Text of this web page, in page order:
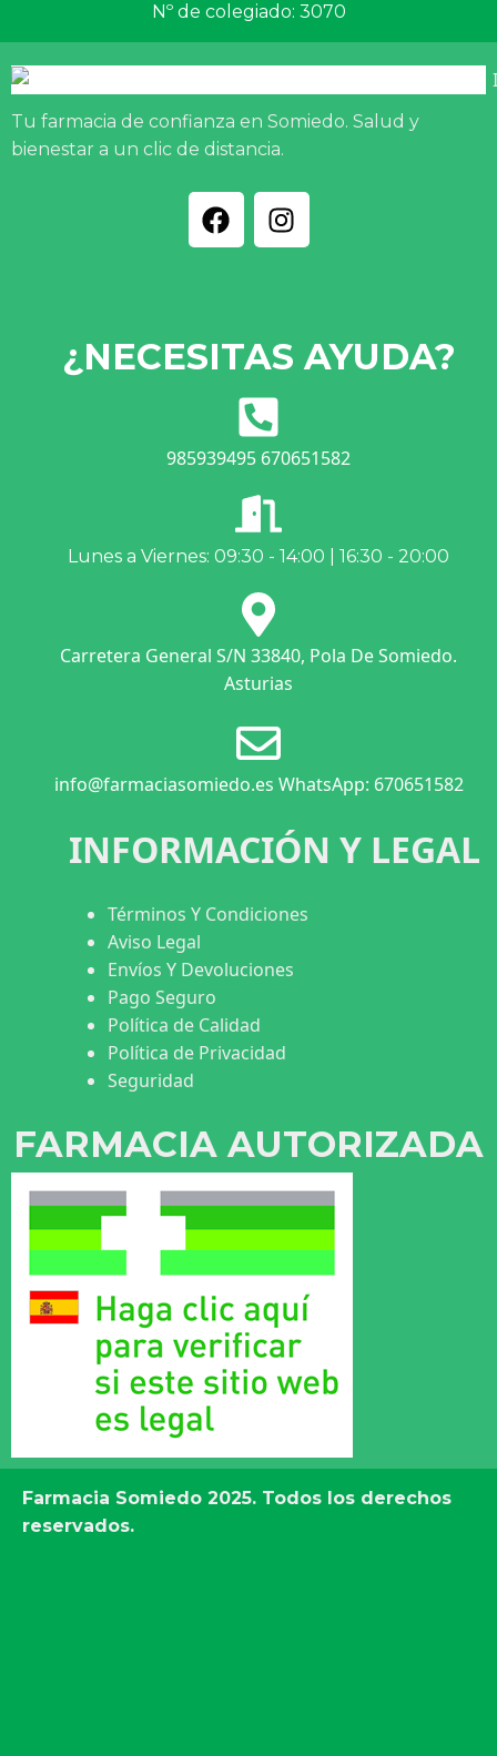
Nº de colegiado: 3070
Tu farmacia de confianza en Somiedo. Salud y
bienestar a un clic de distancia.
¿NECESITAS AYUDA?
985939495 670651582
Lunes a Viernes: 09:30 - 14:00 | 16:30 - 20:00
Carretera General S/N 33840, Pola De Somiedo.
Asturias
info@farmaciasomiedo.es WhatsApp: 670651582
INFORMACIÓN Y LEGAL
Términos Y Condiciones
Aviso Legal
Envíos Y Devoluciones
Pago Seguro
Política de Calidad
Política de Privacidad
Seguridad
FARMACIA AUTORIZADA
Farmacia Somiedo 2025. Todos los derechos
reservados.